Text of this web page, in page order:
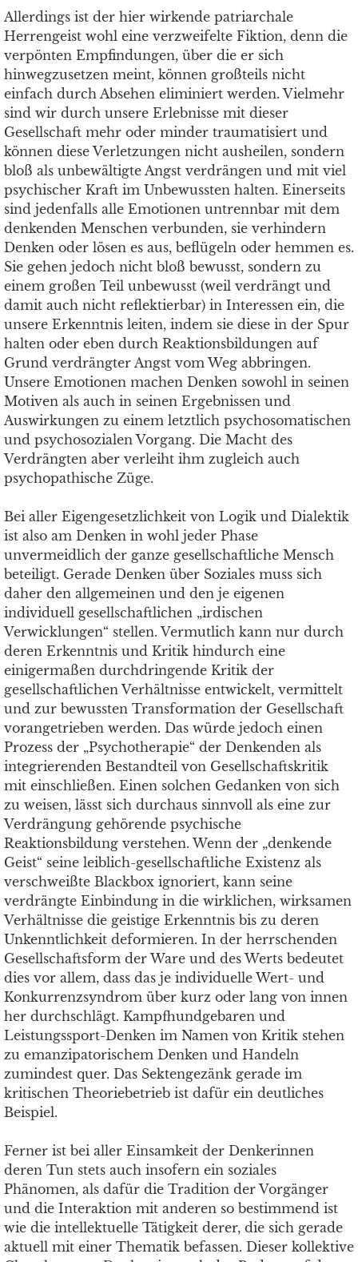
Allerdings ist der hier wirkende patriarchale
Herrengeist wohl eine verzweifelte Fiktion, denn die
verpönten Empfindungen, über die er sich
hinwegzusetzen meint, können großteils nicht
einfach durch Absehen eliminiert werden. Vielmehr
sind wir durch unsere Erlebnisse mit dieser
Gesellschaft mehr oder minder traumatisiert und
können diese Verletzungen nicht ausheilen, sondern
bloß als unbewältigte Angst verdrängen und mit viel
psychischer Kraft im Unbewussten halten. Einerseits
sind jedenfalls alle Emotionen untrennbar mit dem
denkenden Menschen verbunden, sie verhindern
Denken oder lösen es aus, beflügeln oder hemmen es.
Sie gehen jedoch nicht bloß bewusst, sondern zu
einem großen Teil unbewusst (weil verdrängt und
damit auch nicht reflektierbar) in Interessen ein, die
unsere Erkenntnis leiten, indem sie diese in der Spur
halten oder eben durch Reaktionsbildungen auf
Grund verdrängter Angst vom Weg abbringen.
Unsere Emotionen machen Denken sowohl in seinen
Motiven als auch in seinen Ergebnissen und
Auswirkungen zu einem letztlich psychosomatischen
und psychosozialen Vorgang. Die Macht des
Verdrängten aber verleiht ihm zugleich auch
psychopathische Züge.
Bei aller Eigengesetzlichkeit von Logik und Dialektik
ist also am Denken in wohl jeder Phase
unvermeidlich der ganze gesellschaftliche Mensch
beteiligt. Gerade Denken über Soziales muss sich
daher den allgemeinen und den je eigenen
individuell gesellschaftlichen „irdischen
Verwicklungen“ stellen. Vermutlich kann nur durch
deren Erkenntnis und Kritik hindurch eine
einigermaßen durchdringende Kritik der
gesellschaftlichen Verhältnisse entwickelt, vermittelt
und zur bewussten Transformation der Gesellschaft
vorangetrieben werden. Das würde jedoch einen
Prozess der „Psychotherapie“ der Denkenden als
integrierenden Bestandteil von Gesellschaftskritik
mit einschließen. Einen solchen Gedanken von sich
zu weisen, lässt sich durchaus sinnvoll als eine zur
Verdrängung gehörende psychische
Reaktionsbildung verstehen. Wenn der „denkende
Geist“ seine leiblich-gesellschaftliche Existenz als
verschweißte Blackbox ignoriert, kann seine
verdrängte Einbindung in die wirklichen, wirksamen
Verhältnisse die geistige Erkenntnis bis zu deren
Unkenntlichkeit deformieren. In der herrschenden
Gesellschaftsform der Ware und des Werts bedeutet
dies vor allem, dass das je individuelle Wert- und
Konkurrenzsyndrom über kurz oder lang von innen
her durchschlägt. Kampfhundgebaren und
Leistungssport-Denken im Namen von Kritik stehen
zu emanzipatorischem Denken und Handeln
zumindest quer. Das Sektengezänk gerade im
kritischen Theoriebetrieb ist dafür ein deutliches
Beispiel.
Ferner ist bei aller Einsamkeit der Denkerinnen
deren Tun stets auch insofern ein soziales
Phänomen, als dafür die Tradition der Vorgänger
und die Interaktion mit anderen so bestimmend ist
wie die intellektuelle Tätigkeit derer, die sich gerade
aktuell mit einer Thematik befassen. Dieser kollektive